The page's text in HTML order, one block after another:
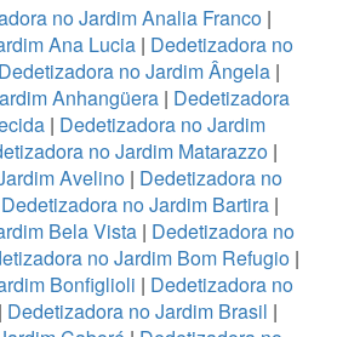
no Jardim Analia Franco |
Ana Lucia | Dedetizadora no
Dedetizadora no Jardim Ângela|
Anhangüera | Dedetizadora
| Dedetizadora no Jardim
no Jardim Matarazzo|
Avelino | Dedetizadora no
Dedetizadora no Jardim Bartira |
Bela Vista| Dedetizadora no
no Jardim Bom Refugio|
Bonfiglioli | Dedetizadora no
| Dedetizadora no Jardim Brasil |